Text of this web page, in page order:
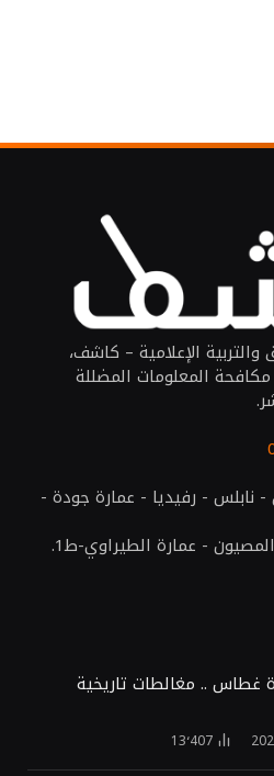
الإعلامية – كاشف،
المعلومات المضللة
نابلس - رفيديا - عمارة جودة -
- عمارة الطيراوي-ط1.
غطاس .. مغالطات تاريخية
13٬407